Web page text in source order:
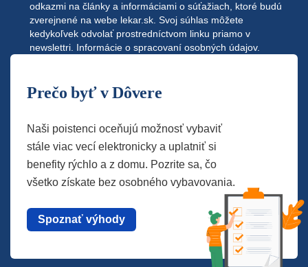
odkazmi na články a informáciami o súťažiach, ktoré budú
zverejnené na webe lekar.sk. Svoj súhlas môžete
kedykoľvek odvolať prostredníctvom linku priamo v
newslettri. Informácie o spracovaní osobných údajov.
Prečo byť v Dôvere
Naši poistenci oceňujú možnosť vybaviť
stále viac vecí elektronicky a uplatniť si
benefity rýchlo a z domu. Pozrite sa, čo
všetko získate bez osobného vybavovania.
Spoznať výhody